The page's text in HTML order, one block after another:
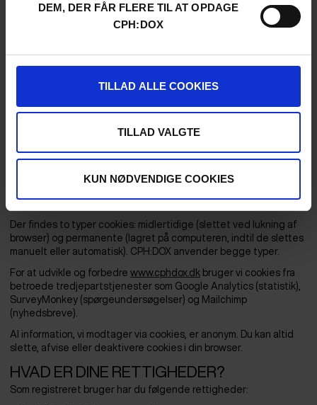
DEM, DER FÅR FLERE TIL AT OPDAGE
CPH:DOX
TILLAD ALLE COOKIES
TILLAD VALGTE
KUN NØDVENDIGE COOKIES
Offentlige institutioner, hvis loven kræver det.
Tredjeparter uden for EU/EØS (fx serverudbydere), hvor vi
HVORDAN BESKYTTER VI DINE
adgangsbeskyttede databaser, hvor kun en begrænset gruppe
datasikkerhed og er forpligtet til at overholde vores datapolitik.
COOKIES
Cookies er små datafiler, der lagres på din computer, når du
gentagne besøg.
Der findes to typer cookies: midlertidige (slettet ved lukning af
browser) og permanente (lagret på computeren, indtil de slettes
manuelt eller automatisk). CPH:DOX anvender begge typer.
For at udvikle og forbedre www.cphdox.dk bruger vi cookies fra
betroede tredjepartstjenester som Google Analytics (statistik),
SurveyMonkey (spørgeundersøgelser) og Mailchimp
(nyhedsbreve).
Al information, vi modtager via cookies, er anonym. Du kan altid
slette, afvise eller deaktivere cookies i din browser.
HVAD ER DINE RETTIGHEDER?
Som registreret bruger har du følgende rettigheder: